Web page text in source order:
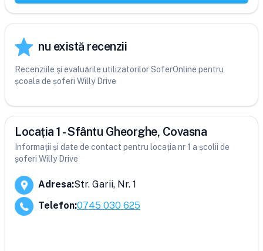
nu există recenzii
Recenziile și evaluările utilizatorilor SoferOnline pentru
școala de șoferi Willy Drive
Locația 1 - Sfântu Gheorghe, Covasna
Informații și date de contact pentru locația nr 1 a școlii de
șoferi Willy Drive
Adresa:Str. Garii, Nr. 1
Telefon:0745 030 625